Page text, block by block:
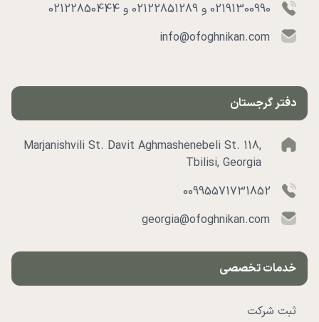
02191300990 و 02122851289 و 02122850444
info@ofoghnikan.com
دفتر گرجستان
Marjanishvili St. Davit Aghmashenebeli St. 118,
Tbilisi, Georgia
00995571731852
georgia@ofoghnikan.com
خدمات تخصصی
ثبت شرکت